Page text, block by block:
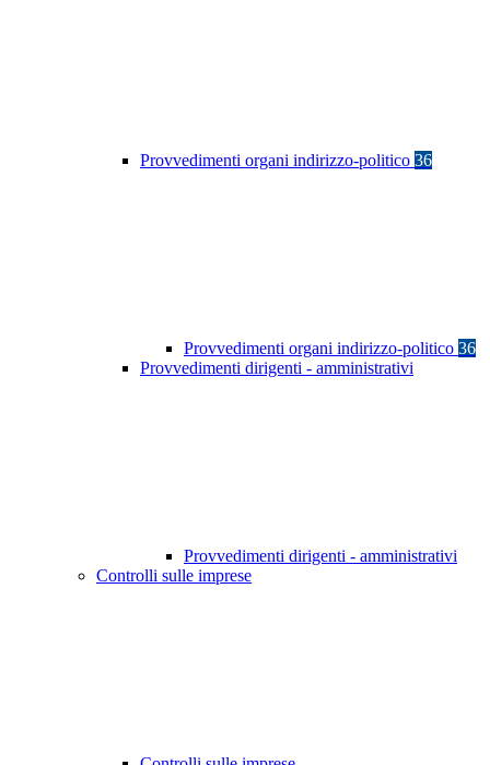
Provvedimenti organi indirizzo-politico 36
Provvedimenti organi indirizzo-politico 36
Provvedimenti dirigenti - amministrativi
Provvedimenti dirigenti - amministrativi
Controlli sulle imprese